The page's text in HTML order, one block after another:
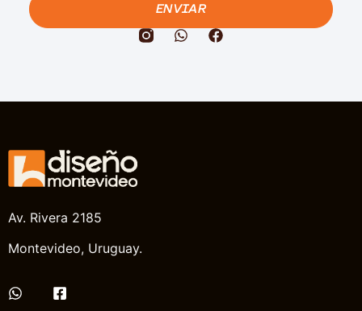
ENVIAR
Av. Rivera 2185
Montevideo, Uruguay.